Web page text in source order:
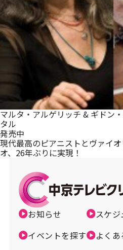
マルタ・アルゲリッチ & ギドン
タル
発売中
現代最高のピアニストとヴァイ
オ、26年ぶりに実現！
お知らせ
イベントを探す
スケジ
よくあ